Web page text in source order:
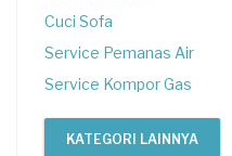
Cuci Sofa
Service Pemanas Air
Service Kompor Gas
KATEGORI LAINNYA